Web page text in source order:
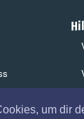
um dir